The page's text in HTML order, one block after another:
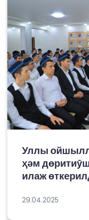
Уллы
ҳәм
илаж
29.04.2025